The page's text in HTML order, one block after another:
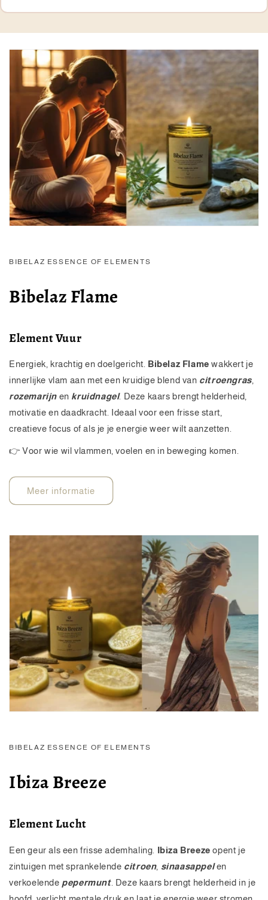
BIBELAZ ESSENCE OF ELEMENTS
Bibelaz Flame
Element Vuur
Energiek, krachtig en doelgericht. Bibelaz Flame wakkert je
innerlijke vlam aan met een kruidige blend van citroengras,
rozemarijn en kruidnagel. Deze kaars brengt helderheid,
motivatie en daadkracht. Ideaal voor een frisse start,
creatieve focus of als je je energie weer wilt aanzetten.
👉 Voor wie wil vlammen, voelen en in beweging komen.
Meer informatie
BIBELAZ ESSENCE OF ELEMENTS
Ibiza Breeze
Element Lucht
Een geur als een frisse ademhaling. Ibiza Breeze opent je
zintuigen met sprankelende citroen, sinaasappelen
verkoelende pepermunt. Deze kaars brengt helderheid in je